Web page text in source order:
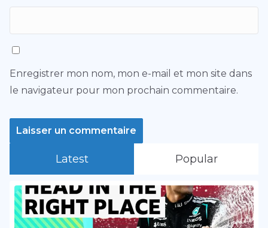
Enregistrer mon nom, mon e-mail et mon site dans
le navigateur pour mon prochain commentaire.
Latest Popular